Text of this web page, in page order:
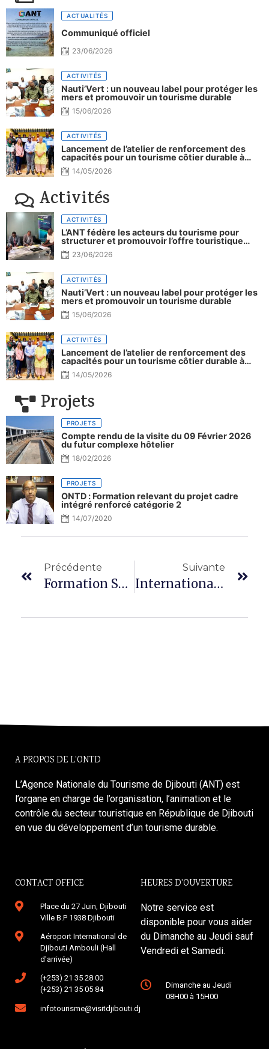
ACTUALITÉS
Communiqué officiel
23/06/2026
ACTIVITÉS
Nauti’Vert : un nouveau label pour protéger les
mers et promouvoir un tourisme durable
15/06/2026
ACTIVITÉS
Lancement de l’atelier de renforcement des
capacités pour un tourisme côtier durable à
Djibouti.
14/05/2026
Activités
ACTIVITÉS
L’ANT fédère les acteurs du tourisme pour
structurer et promouvoir l’offre touristique
nationale
23/06/2026
ACTIVITÉS
Nauti’Vert : un nouveau label pour protéger les
mers et promouvoir un tourisme durable
15/06/2026
ACTIVITÉS
Lancement de l’atelier de renforcement des
capacités pour un tourisme côtier durable à
Djibouti.
14/05/2026
Projets
PROJETS
Compte rendu de la visite du 09 Février 2026
du futur complexe hôtelier
18/02/2026
PROJETS
ONTD : Formation relevant du projet cadre
intégré renforcé catégorie 2
14/07/2020
Précédente
Formation Sur La Soudure Sous-Marine, L’entretien Des Digues Et Le Carrelage Des Bateaux : Une Première Du Genre
Suivante
International Trade Fair Highlights Djibouti’s Role In Regional Trade
A PROPOS DE L'ONTD
L’Agence Nationale du Tourisme de Djibouti (ANT) est
l’organe en charge de l’organisation, l’animation et le
contrôle du secteur touristique en République de Djibouti
en vue du développement d’un tourisme durable.
CONTACT OFFICE
Place du 27 Juin, Djibouti
Ville B.P 1938 Djibouti
Aéroport International de
Djibouti Ambouli (Hall
d'arrivée)
(+253) 21 35 28 00
(+253) 21 35 05 84
infotourisme@visitdjibouti.dj
HEURES D'OUVERTURE
Notre service est
disponible pour vous aider
du Dimanche au Jeudi sauf
Vendredi et Samedi.
Dimanche au Jeudi
08H00 à 15H00